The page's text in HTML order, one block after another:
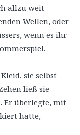
allzu weit
Wellen, oder
wenn es ihr
sie selbst
ließ sie
Er überlegte, mit
hatte,